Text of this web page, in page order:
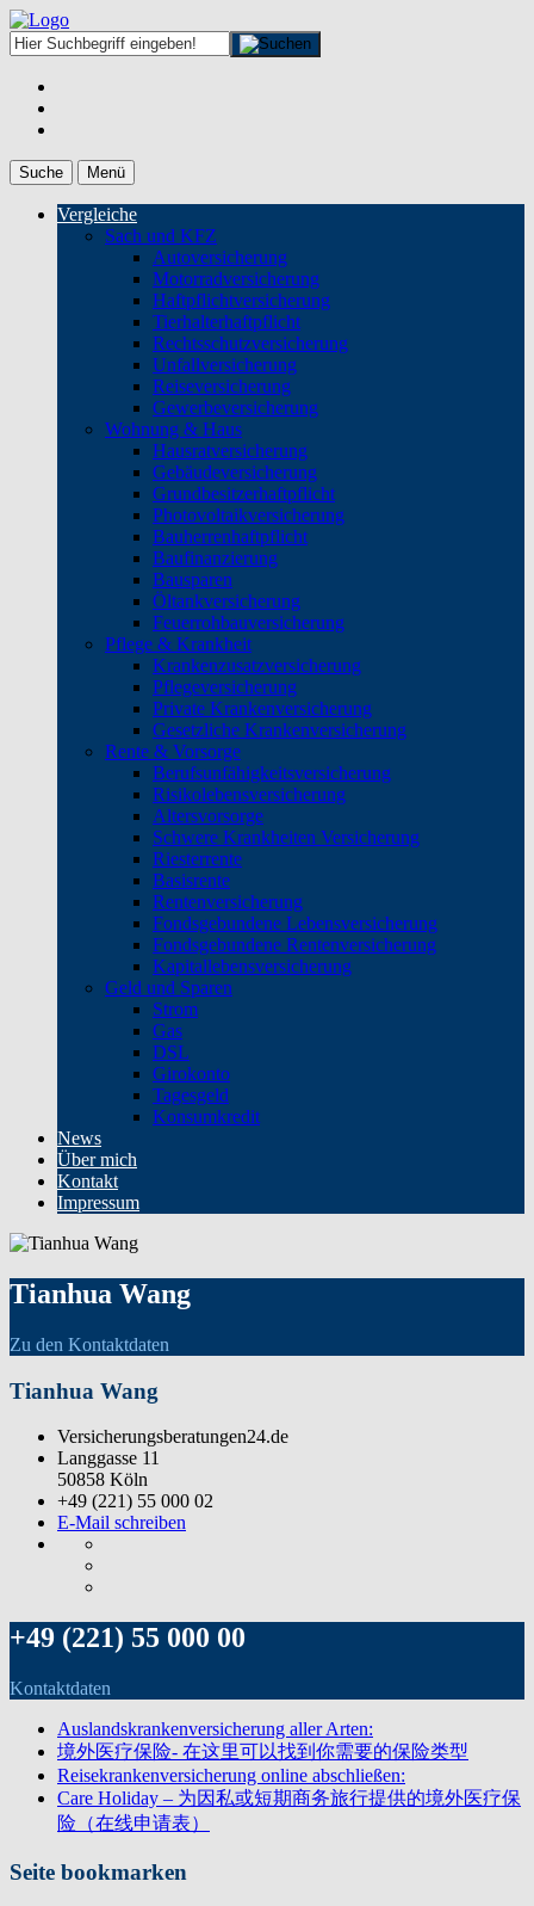
Suche Menü
Vergleiche
Sach und KFZ
Autoversicherung
Motorradversicherung
Haftpflichtversicherung
Tierhalterhaftpflicht
Rechtsschutzversicherung
Unfallversicherung
Reiseversicherung
Gewerbeversicherung
Wohnung & Haus
Hausratversicherung
Gebäudeversicherung
Grundbesitzerhaftpflicht
Photovoltaikversicherung
Bauherrenhaftpflicht
Baufinanzierung
Bausparen
Öltankversicherung
Feuerrohbauversicherung
Pflege & Krankheit
Krankenzusatzversicherung
Pflegeversicherung
Private Krankenversicherung
Gesetzliche Krankenversicherung
Rente & Vorsorge
Berufs­unfähigkeitsversicherung
Risikolebensversicherung
Altersvorsorge
Schwere Krankheiten Versicherung
Riesterrente
Basisrente
Rentenversicherung
Fondsgebundene Lebensversicherung
Fondsgebundene Rentenversicherung
Kapitallebensversicherung
Geld und Sparen
Strom
Gas
DSL
Girokonto
Tagesgeld
Konsumkredit
News
Über mich
Kontakt
Impressum
Tianhua Wang
Zu den Kontaktdaten
Tianhua Wang
Versicherungsberatungen24.de
Langgasse 11
50858 Köln
+49 (221) 55 000 02
E-Mail schreiben
+49 (221) 55 000 00
Kontaktdaten
Auslandskrankenversicherung aller Arten:
境外医疗保险- 在这里可以找到你需要的保险类型
Reisekrankenversicherung online abschließen:
Care Holiday – 为因私或短期商务旅行提供的境外医疗保
险（在线申请表）
Seite bookmarken